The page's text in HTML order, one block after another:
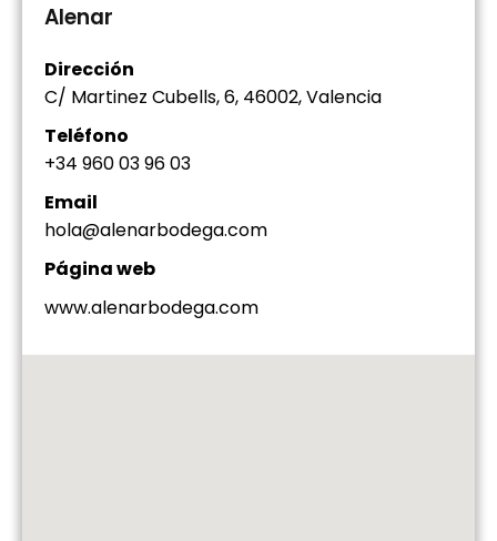
Alenar
Dirección
C/ Martinez Cubells, 6, 46002, Valencia
Teléfono
+34 960 03 96 03
Email
hola@alenarbodega.com
Página web
www.alenarbodega.com